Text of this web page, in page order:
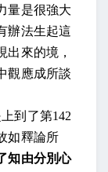
量是很強大
辦法生起這
出來的境，
觀應成所談
到了第142
如釋論所
知由分別心